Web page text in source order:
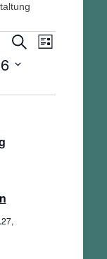
und
Suche
Ansichten-
Liste